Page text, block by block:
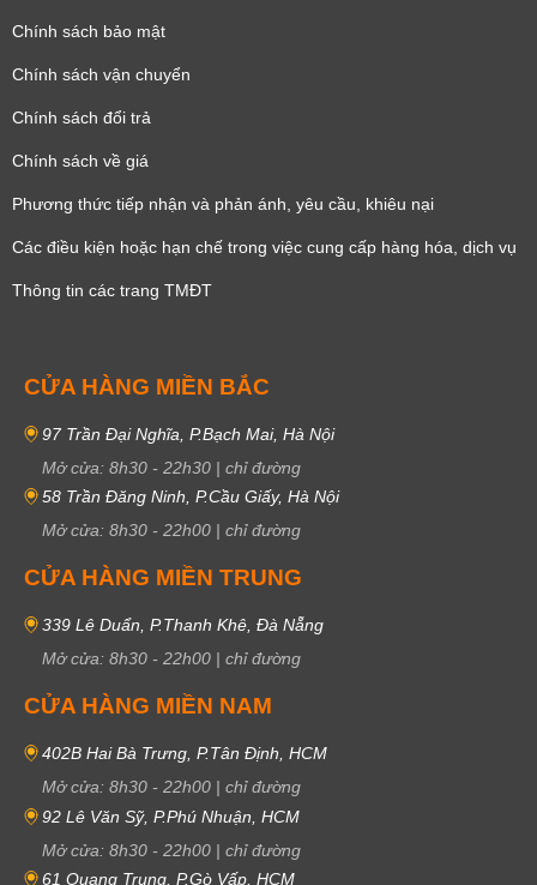
Đặc điểm nổi bật của đồng hồ Luxury
Có giá “trên trời”
nhỏ. Để có được một sản phẩm watch đeo tay Luxury bạn phải bỏ ra
nhất từ 30 triệu đồngtrở lên.
Chính sách bảo mật
Chính sách vận chuyển
Chính sách đổi trả
Chính sách về giá
Phương thức tiếp nhận và phản ánh, yêu cầu, khiêu nại
Các điều kiện hoặc hạn chế trong việc cung cấp hàng hóa, dịch vụ
Thông tin các trang TMĐT
CỬA HÀNG MIỀN BẮC
97 Trần Đại Nghĩa, P.Bạch Mai, Hà Nội
Mở cửa: 8h30 - 22h30 | chỉ đường
58 Trần Đăng Ninh, P.Cầu Giấy, Hà Nội
Mở cửa: 8h30 - 22h00 | chỉ đường
CỬA HÀNG MIỀN TRUNG
339 Lê Duẩn, P.Thanh Khê, Đà Nẵng
Mở cửa: 8h30 - 22h00 | chỉ đường
CỬA HÀNG MIỀN NAM
402B Hai Bà Trưng, P.Tân Định, HCM
Mở cửa: 8h30 - 22h00 | chỉ đường
92 Lê Văn Sỹ, P.Phú Nhuận, HCM
Mở cửa: 8h30 - 22h00 | chỉ đường
61 Quang Trung, P.Gò Vấp, HCM